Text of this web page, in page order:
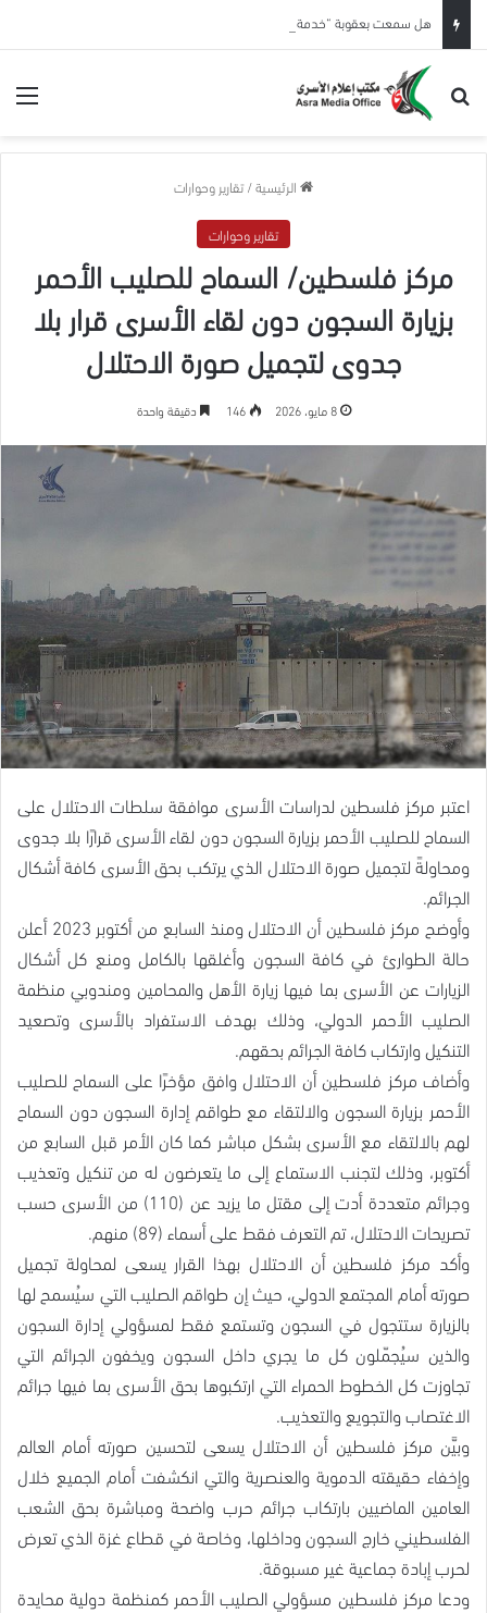
هل سمعت بعقوبة “خدمة الجمهور”؟
بحث عن
الرئيسية/ تقارير وحوارات
تقارير وحوارات
مركز فلسطين/ السماح للصليب الأحمر
بزيارة السجون دون لقاء الأسرى قرار بلا
جدوى لتجميل صورة الاحتلال
8 مايو، 2026 146 دقيقة واحدة
اعتبر مركز فلسطين لدراسات الأسرى موافقة سلطات الاحتلال على
السماح للصليب الأحمر بزيارة السجون دون لقاء الأسرى قرارًا بلا جدوى
ومحاولةً لتجميل صورة الاحتلال الذي يرتكب بحق الأسرى كافة أشكال
الجرائم.
وأوضح مركز فلسطين أن الاحتلال ومنذ السابع من أكتوبر 2023 أعلن
حالة الطوارئ في كافة السجون وأغلقها بالكامل ومنع كل أشكال
الزيارات عن الأسرى بما فيها زيارة الأهل والمحامين ومندوبي منظمة
الصليب الأحمر الدولي، وذلك بهدف الاستفراد بالأسرى وتصعيد
التنكيل وارتكاب كافة الجرائم بحقهم.
وأضاف مركز فلسطين أن الاحتلال وافق مؤخرًا على السماح للصليب
الأحمر بزيارة السجون والالتقاء مع طواقم إدارة السجون دون السماح
لهم بالالتقاء مع الأسرى بشكل مباشر كما كان الأمر قبل السابع من
أكتوبر، وذلك لتجنب الاستماع إلى ما يتعرضون له من تنكيل وتعذيب
وجرائم متعددة أدت إلى مقتل ما يزيد عن (110) من الأسرى حسب
تصريحات الاحتلال، تم التعرف فقط على أسماء (89) منهم.
وأكد مركز فلسطين أن الاحتلال بهذا القرار يسعى لمحاولة تجميل
صورته أمام المجتمع الدولي، حيث إن طواقم الصليب التي سيُسمح لها
بالزيارة ستتجول في السجون وتستمع فقط لمسؤولي إدارة السجون
والذين سيُجمّلون كل ما يجري داخل السجون ويخفون الجرائم التي
تجاوزت كل الخطوط الحمراء التي ارتكبوها بحق الأسرى بما فيها جرائم
الاغتصاب والتجويع والتعذيب.
وبيَّن مركز فلسطين أن الاحتلال يسعى لتحسين صورته أمام العالم
وإخفاء حقيقته الدموية والعنصرية والتي انكشفت أمام الجميع خلال
العامين الماضيين بارتكاب جرائم حرب واضحة ومباشرة بحق الشعب
الفلسطيني خارج السجون وداخلها، وخاصة في قطاع غزة الذي تعرض
لحرب إبادة جماعية غير مسبوقة.
ودعا مركز فلسطين مسؤولي الصليب الأحمر كمنظمة دولية محايدة